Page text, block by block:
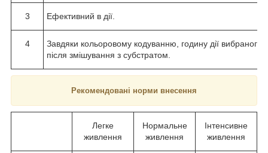
3 Ефективний в дії.
4
Завдяки кольоровому кодуванню, годину дії вибраного
після змішування з субстратом.
Рекомендовані норми внесення
Легке
живлення
Нормальне
живлення
Інтенсивне
живлення